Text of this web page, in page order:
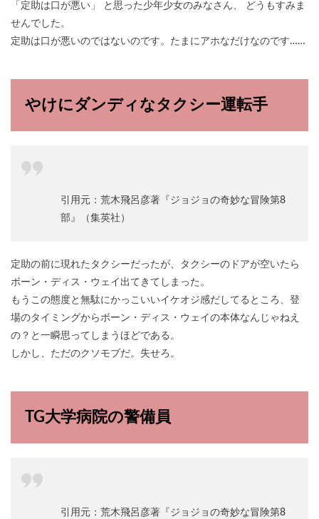
「定助は口が悪い」 と思った少年少女のみなさん、 どうもすみま
せんでした。
定助は口が悪いのではないのです。たまにアホなだけなのです……
やけにダンディなタクシー運転手
引用元：荒木飛呂彦著『ジョジョの奇妙な冒険第8
部』（集英社）
定助の前に現れたタクシーだったが、タクシーのドアが空いたら
ボーン・ディス・ウェイ出てきてしまった。
もうこの態度と無駄にかっこいいイケオジ感だしてるところ、登
場のタイミングからボーン・ディス・ウェイの本体なんじゃねえ
の？と一瞬思ってしまうほどである。
しかし、ただのクソモブだ。失せろ。
TG大学病院の警備員
引用元：荒木飛呂彦著『ジョジョの奇妙な冒険第8